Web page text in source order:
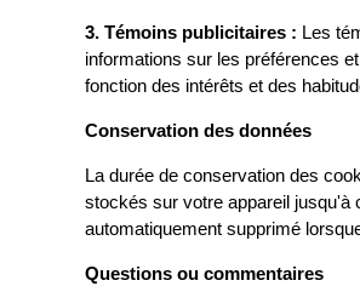
3. Témoins publicitaires : Les
informations sur les préférences
fonction des intérêts et des
Conservation des données
La durée de conservation des
stockés sur votre appareil jusqu'à
automatiquement supprimé
Questions ou commentaires